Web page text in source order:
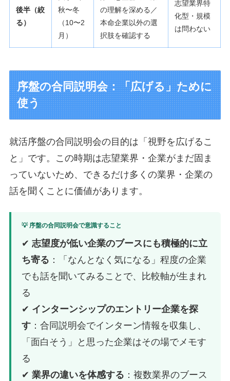
後半（絞
る）
秋〜冬
（10〜2
月）
の理解を深める／
本命企業以外の選
択肢を確認する
志望業界特
化型・規模
は問わない
序盤の合同説明会：「広げる」ために
使う
就活序盤の合同説明会の目的は「視野を広げるこ
と」です。この時期は志望業界・企業がまだ固ま
っていないため、できるだけ多くの業界・企業の
話を聞くことに価値があります。
💡 序盤の合同説明会で意識すること
✔ 志望度が低い企業のブースにも積極的に立
ち寄る ：「なんとなく気になる」程度の企業
でも話を聞いてみることで、比較軸が生まれ
る
✔ インターンシップのエントリー企業を探
す ：合同説明会でインターン情報を収集し、
「面白そう」と思った企業はその場でメモす
る
✔ 業界の違いを体感する ：複数業界のブース